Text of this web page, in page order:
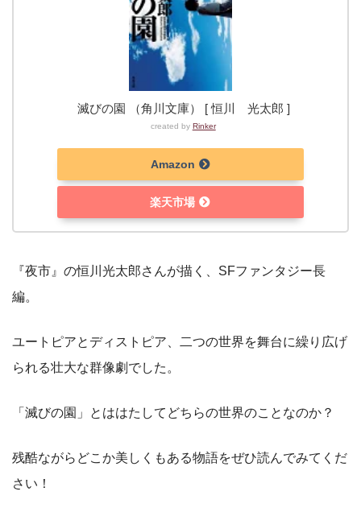
滅びの園 （角川文庫） [ 恒川 光太郎 ]
created by Rinker
Amazon
楽天市場
『夜市』の恒川光太郎さんが描く、SFファンタジー長
編。
ユートピアとディストピア、二つの世界を舞台に繰り広げ
られる壮大な群像劇でした。
「滅びの園」とははたしてどちらの世界のことなのか？
残酷ながらどこか美しくもある物語をぜひ読んでみてくだ
さい！